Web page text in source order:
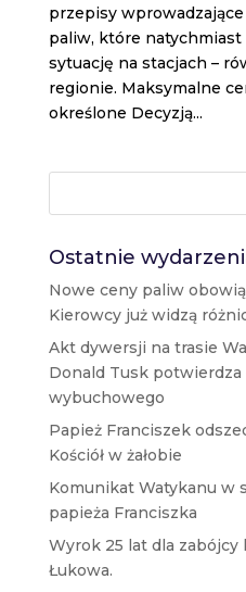
przepisy
paliw, które natychmiast
sytuację na stacjach –
regionie. Maksymalne
określone Decyzją...
Ostatnie
Nowe ceny paliw
Kierowcy już widzą
Akt dywersji na trasie
Donald Tusk potwierdza
wybuchowego
Papież Franciszek
Kościół w żałobie
Komunikat Watykanu w
papieża Franciszka
Wyrok 25 lat dla zabójcy
Łukowa.